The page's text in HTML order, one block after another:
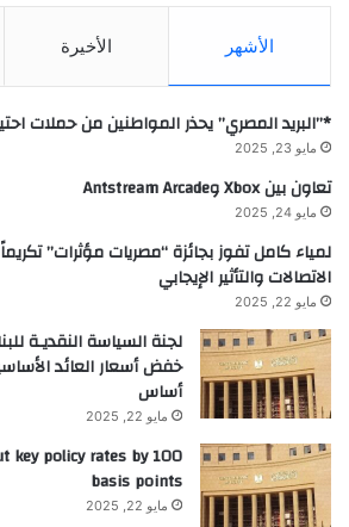
الأشهر الأخيرة
*”البريد المصري” يحذر المواطنين من حملات
مايو 23, 2025
تعاون بين Xbox وAntstream Arcade
مايو 24, 2025
لمياء كامل تفوز بجائزة “مصريات مؤثرات”
الاتصالات والتأثير الإيجابي
مايو 22, 2025
لجنة السياسة النقديـة
أساس
مايو 22, 2025
key policy rates by 100
basis points
مايو 22, 2025